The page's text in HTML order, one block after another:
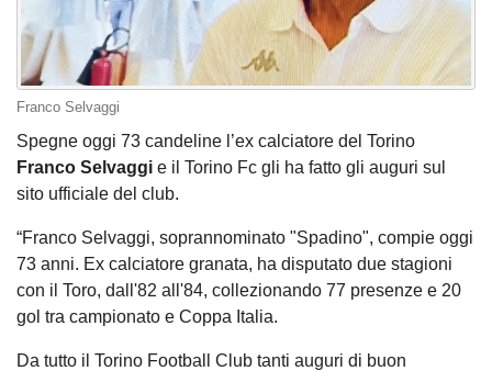
Franco Selvaggi
Spegne oggi 73 candeline l’ex calciatore del Torino
Franco Selvaggi e il Torino Fc gli ha fatto gli auguri sul
sito ufficiale del club.
“Franco Selvaggi, soprannominato "Spadino", compie oggi
73 anni. Ex calciatore granata, ha disputato due stagioni
con il Toro, dall'82 all'84, collezionando 77 presenze e 20
gol tra campionato e Coppa Italia.
Da tutto il Torino Football Club tanti auguri di buon